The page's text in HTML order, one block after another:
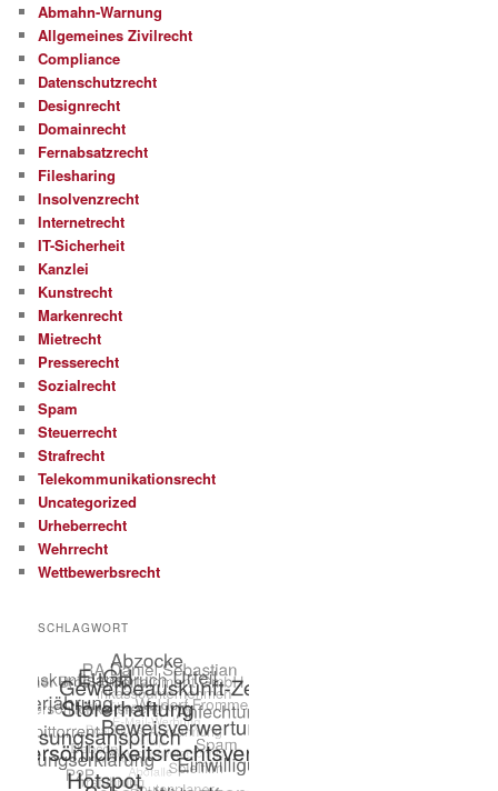
Abmahn-Warnung
Allgemeines Zivilrecht
Compliance
Datenschutzrecht
Designrecht
Domainrecht
Fernabsatzrecht
Filesharing
Insolvenzrecht
Internetrecht
IT-Sicherheit
Kanzlei
Kunstrecht
Markenrecht
Mietrecht
Presserecht
Sozialrecht
Spam
Steuerrecht
Strafrecht
Telekommunikationsrecht
Uncategorized
Urheberrecht
Wehrrecht
Wettbewerbsrecht
SCHLAGWORT